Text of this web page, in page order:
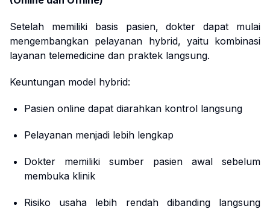
Setelah memiliki basis pasien, dokter dapat mulai
mengembangkan pelayanan hybrid, yaitu kombinasi
layanan telemedicine dan praktek langsung.
Keuntungan model hybrid:
Pasien online dapat diarahkan kontrol langsung
Pelayanan menjadi lebih lengkap
Dokter memiliki sumber pasien awal sebelum
membuka klinik
Risiko usaha lebih rendah dibanding langsung